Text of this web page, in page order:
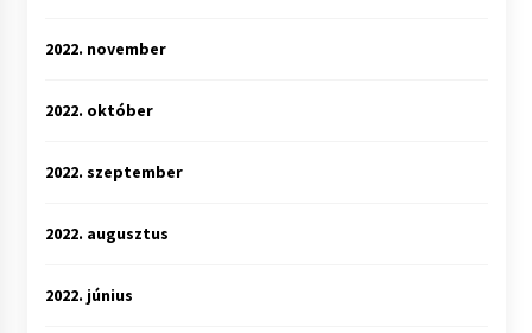
2022. november
2022. október
2022. szeptember
2022. augusztus
2022. június